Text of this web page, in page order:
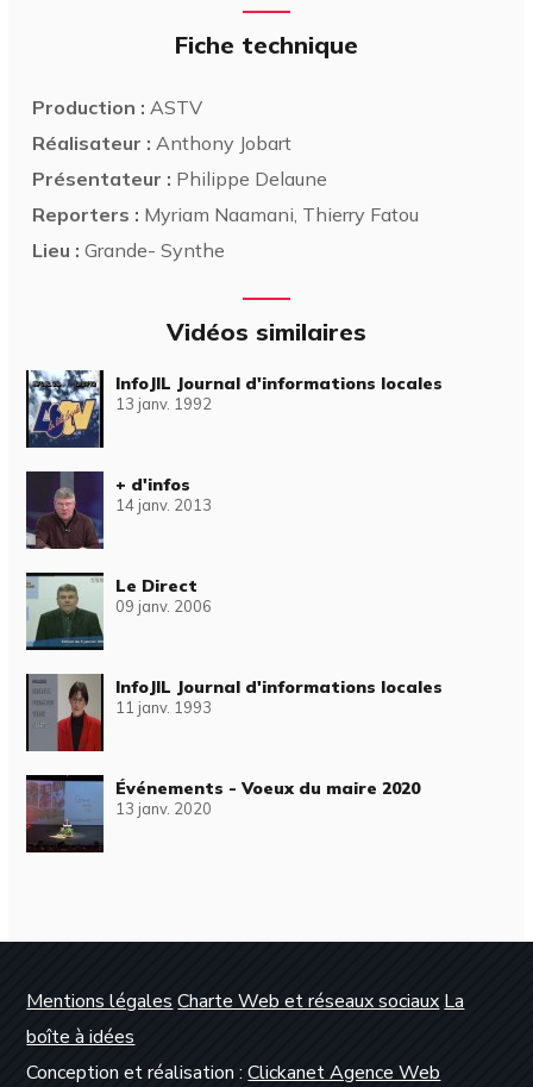
Fiche technique
Production : ASTV
Réalisateur : Anthony Jobart
Présentateur : Philippe Delaune
Reporters : Myriam Naamani, Thierry Fatou
Lieu : Grande- Synthe
Vidéos similaires
InfoJIL Journal d'informations locales
13 janv. 1992
+ d'infos
14 janv. 2013
Le Direct
09 janv. 2006
InfoJIL Journal d'informations locales
11 janv. 1993
Événements - Voeux du maire 2020
13 janv. 2020
Mentions légales Charte Web et réseaux sociaux La
boîte à idées
Conception et réalisation :Clickanet Agence Web